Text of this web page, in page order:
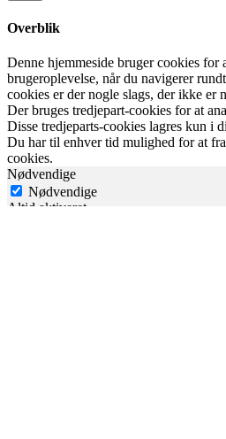
Overblik
Denne hjemmeside bruger cookies for
brugeroplevelse, når du navigerer
cookies er der nogle slags, der ikke er
Der bruges tredjepart-cookies for at
Disse tredjeparts-cookies lagres kun i
Du har til enhver tid mulighed for at
cookies.
Nødvendige
Nødvendige
Altid aktiveret